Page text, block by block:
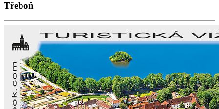
Třeboň